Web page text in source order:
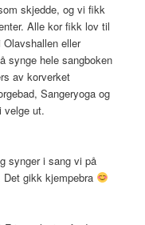
skjedde, og vi fikk
Alle kor fikk lov til
eller
synge hele sangboken
av korverket
Sangeryoga og
velge ut.
synger i sang vi på
gikk kjempebra